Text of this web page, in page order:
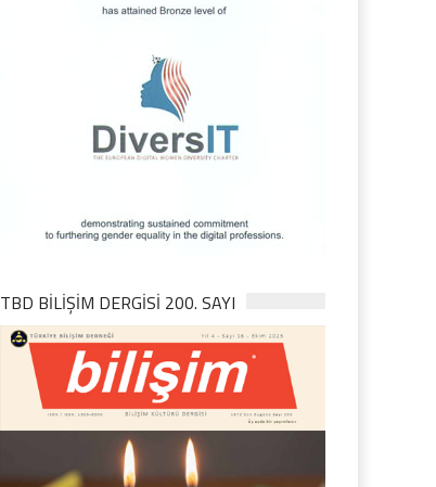
TBD BILIŞIM DERGISI 200. SAYI